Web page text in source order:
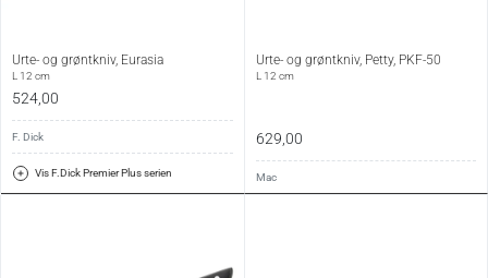
Urte- og grøntkniv, Eurasia
L 12 cm
524,00
F. Dick
Vis F.Dick Premier Plus serien
Urte- og grøntkniv, Petty, PKF-50
L 12 cm
629,00
Mac